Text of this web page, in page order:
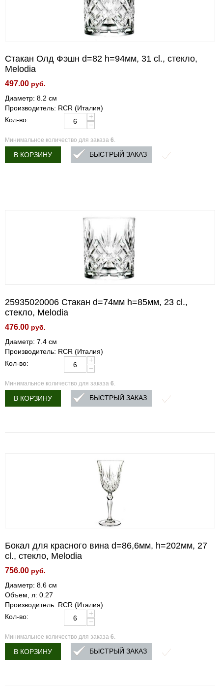
Стакан Олд Фэшн d=82 h=94мм, 31 cl., стекло,
Melodia
497.00 руб.
Диаметр: 8.2 см
Производитель: RCR (Италия)
Кол-во:
+
−
Минимальное количество для заказа 6.
В КОРЗИНУ БЫСТРЫЙ ЗАКАЗ
25935020006 Стакан d=74мм h=85мм, 23 cl.,
стекло, Melodia
476.00 руб.
Диаметр: 7.4 см
Производитель: RCR (Италия)
Кол-во:
+
−
Минимальное количество для заказа 6.
В КОРЗИНУ БЫСТРЫЙ ЗАКАЗ
Бокал для красного вина d=86,6мм, h=202мм, 27
cl., стекло, Melodia
756.00 руб.
Диаметр: 8.6 см
Объем, л: 0.27
Производитель: RCR (Италия)
Кол-во:
+
−
Минимальное количество для заказа 6.
В КОРЗИНУ БЫСТРЫЙ ЗАКАЗ